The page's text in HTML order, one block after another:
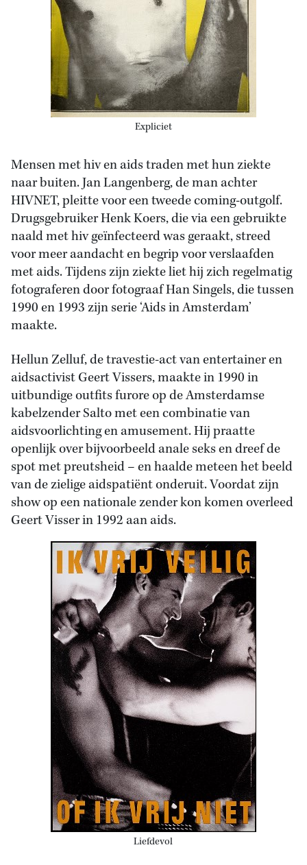
Expliciet
Mensen met hiv en aids traden met hun ziekte
naar buiten. Jan Langenberg, de man achter
HIVNET, pleitte voor een tweede coming-outgolf.
Drugsgebruiker Henk Koers, die via een gebruikte
naald met hiv geïnfecteerd was geraakt, streed
voor meer aandacht en begrip voor verslaafden
met aids. Tijdens zijn ziekte liet hij zich regelmatig
fotograferen door fotograaf Han Singels, die tussen
1990 en 1993 zijn serie ‘Aids in Amsterdam’
maakte.
Hellun Zelluf, de travestie-act van entertainer en
aidsactivist Geert Vissers, maakte in 1990 in
uitbundige outfits furore op de Amsterdamse
kabelzender Salto met een combinatie van
aidsvoorlichting en amusement. Hij praatte
openlijk over bijvoorbeeld anale seks en dreef de
spot met preutsheid – en haalde meteen het beeld
van de zielige aidspatiënt onderuit. Voordat zijn
show op een nationale zender kon komen overleed
Geert Visser in 1992 aan aids.
Liefdevol